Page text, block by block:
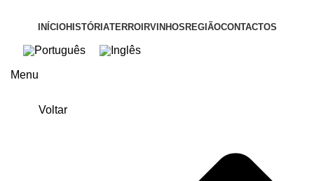
INÍCIOHISTÓRIATERROIRVINHOS REGIÃOCONTACTOS
Menu
Voltar